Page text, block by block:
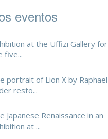
eventos
at the Uffizi Gallery for
five...
portrait of Lion X by Raphael
resto...
Japanese Renaissance in an
at ...